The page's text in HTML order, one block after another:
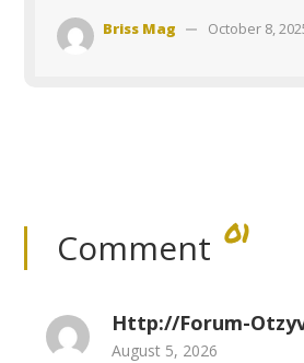
Briss Mag October 8,
Comment 01
Http://forum-
August 5, 2026